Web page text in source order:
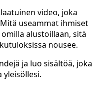
video, joka
useammat ihmiset
alustoillaan, sitä
nousee.
ja luo sisältöä, joka
yleisöllesi.